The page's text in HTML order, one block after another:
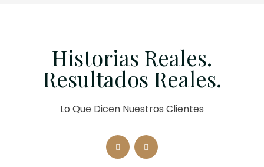
Historias Reales.
Resultados Reales.
Lo Que Dicen Nuestros Clientes